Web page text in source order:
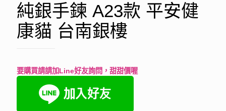
純銀手鍊 A23款 平安健
康貓 台南銀樓
要購買請請加Line好友詢問，甜甜價喔